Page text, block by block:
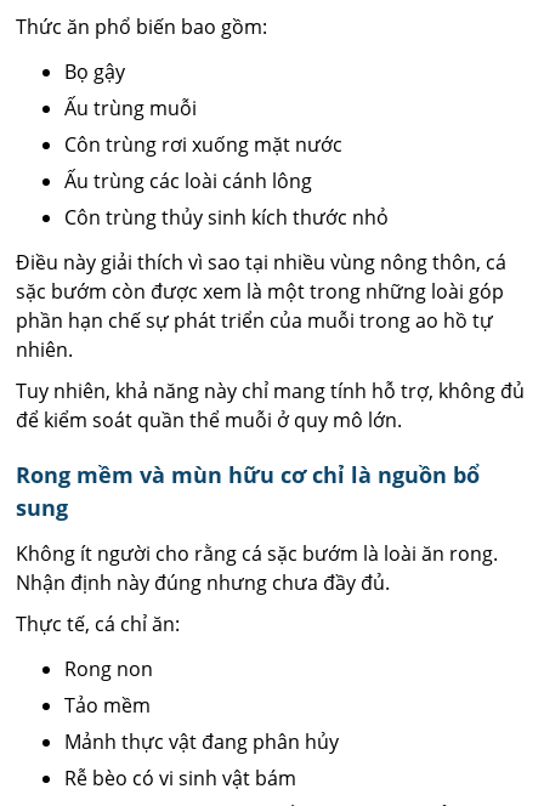
Thức ăn phổ biến bao gồm:
Bọ gậy
Ấu trùng muỗi
Côn trùng rơi xuống mặt nước
Ấu trùng các loài cánh lông
Côn trùng thủy sinh kích thước nhỏ
Điều này giải thích vì sao tại nhiều vùng nông thôn, cá
sặc bướm còn được xem là một trong những loài góp
phần hạn chế sự phát triển của muỗi trong ao hồ tự
nhiên.
Tuy nhiên, khả năng này chỉ mang tính hỗ trợ, không đủ
để kiểm soát quần thể muỗi ở quy mô lớn.
Rong mềm và mùn hữu cơ chỉ là nguồn bổ
sung
Không ít người cho rằng cá sặc bướm là loài ăn rong.
Nhận định này đúng nhưng chưa đầy đủ.
Thực tế, cá chỉ ăn:
Rong non
Tảo mềm
Mảnh thực vật đang phân hủy
Rễ bèo có vi sinh vật bám